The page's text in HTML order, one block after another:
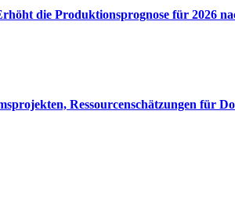
die Produktionsprognose für 2026
Ressourcenschätzungen für